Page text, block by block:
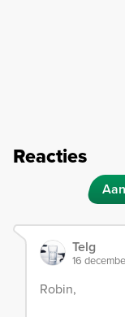
Reacties
Telg
16
Robin,